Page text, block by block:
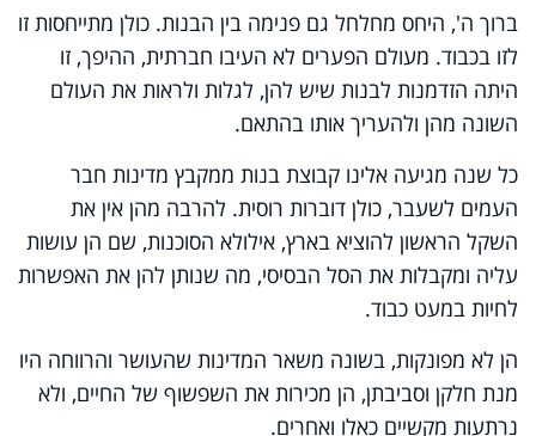
ברוך ה', היחס מחלחל גם פנימה בין הבנות. כולן מתייחסות זו
לזו בכבוד. מעולם הפערים לא העיבו חברתית, ההיפך, זו
היתה הזדמנות לבנות שיש להן, לגלות ולראות את העולם
השונה מהן ולהעריך אותו בהתאם.
כל שנה מגיעה אלינו קבוצת בנות ממקבץ מדינות חבר
העמים לשעבר, כולן דוברות רוסית. להרבה מהן אין את
השקל הראשון להוציא בארץ, אילולא הסוכנות, שם הן עושות
עליה ומקבלות את הסל הבסיסי, מה שנותן להן את האפשרות
לחיות במעט כבוד.
הן לא מפונקות, בשונה משאר המדינות שהעושר והרווחה היו
מנת חלקן וסביבתן, הן מכירות את השפשוף של החיים, ולא
נרתעות מקשיים כאלו ואחרים.